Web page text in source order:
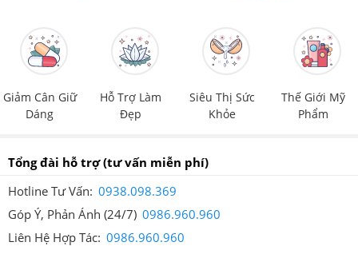
Collagen VS Shinbi Hyaluronic Acid Genie cải thiện độ
đàn hồi và giúp da sáng mịn hơn
Giảm Cân Giữ
Dáng
Hỗ Trợ Làm
Đẹp
Siêu Thị Sức
Khỏe
Thế Giới Mỹ
Phẩm
Tổng đài hỗ trợ(tư vấn miễn phí)
Hotline Tư Vấn: 0938.098.369
Góp Ý, Phản Ánh (24/7) 0986.960.960
Liên Hệ Hợp Tác: 0986.960.960